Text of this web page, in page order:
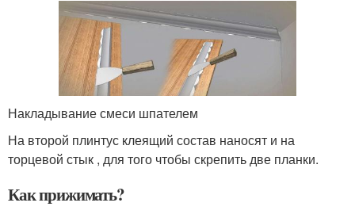
Накладывание смеси шпателем
На второй плинтус клеящий состав наносят и на
торцевой стык , для того чтобы скрепить две планки.
Как прижимать?